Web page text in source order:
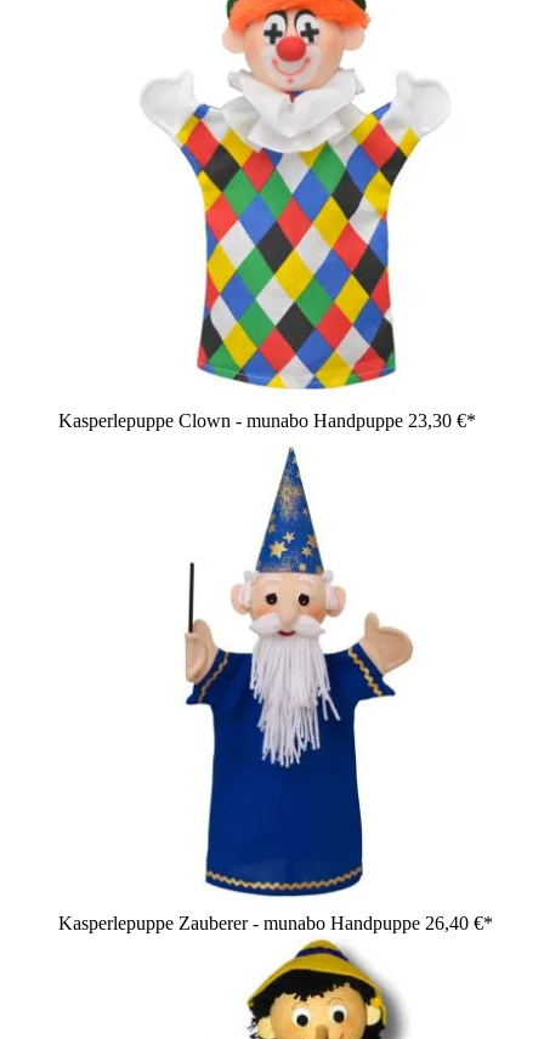
Kasperlepuppe Clown - munabo Handpuppe 23,30 €*
Kasperlepuppe Zauberer - munabo Handpuppe 26,40 €*